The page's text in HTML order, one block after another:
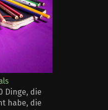
Dinge, die
habe, die